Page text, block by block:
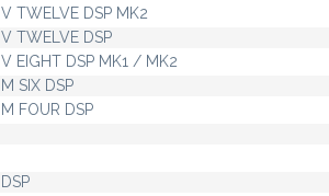
V TWELVE DSP MK2
V TWELVE DSP
V EIGHT DSP MK1 / MK2
M SIX DSP
M FOUR DSP
DSP